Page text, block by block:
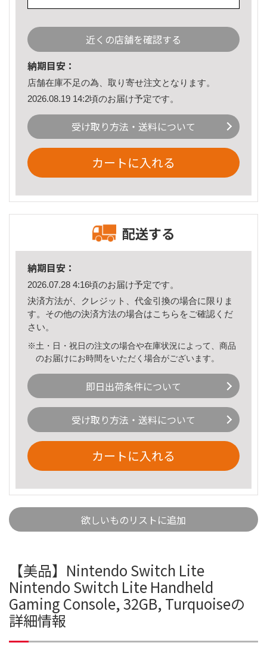
近くの店舗を確認する
納期目安：
店舗在庫不足の為、取り寄せ注文となります。
2026.08.19 14:2頃のお届け予定です。
受け取り方法・送料について
カートに入れる
配送する
納期目安：
2026.07.28 4:16頃のお届け予定です。
決済方法が、クレジット、代金引換の場合に限りま
す。その他の決済方法の場合はこちら をご確認くだ
さい。
※土・日・祝日の注文の場合や在庫状況によって、商品
のお届けにお時間をいただく場合がございます。
即日出荷条件について
受け取り方法・送料について
カートに入れる
欲しいものリストに追加
【美品】Nintendo Switch Lite
Nintendo Switch Lite Handheld
Gaming Console, 32GB, Turquoiseの
詳細情報